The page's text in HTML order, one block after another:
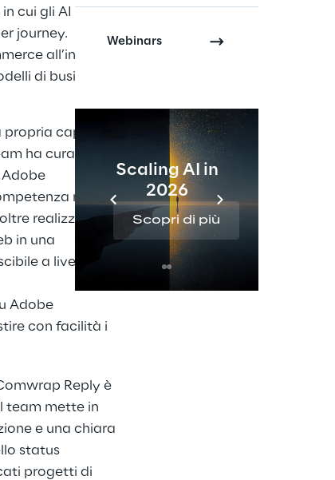
Webinars
Scaling AI in
2026
Scopri di più
cui gli AI agent
journey.
all’interno
di business
capacità
ha curato il
nello
realizzato
in una
a livello
Adobe
con facilità i
Reply è
team mette in
e una chiara
status
progetti di